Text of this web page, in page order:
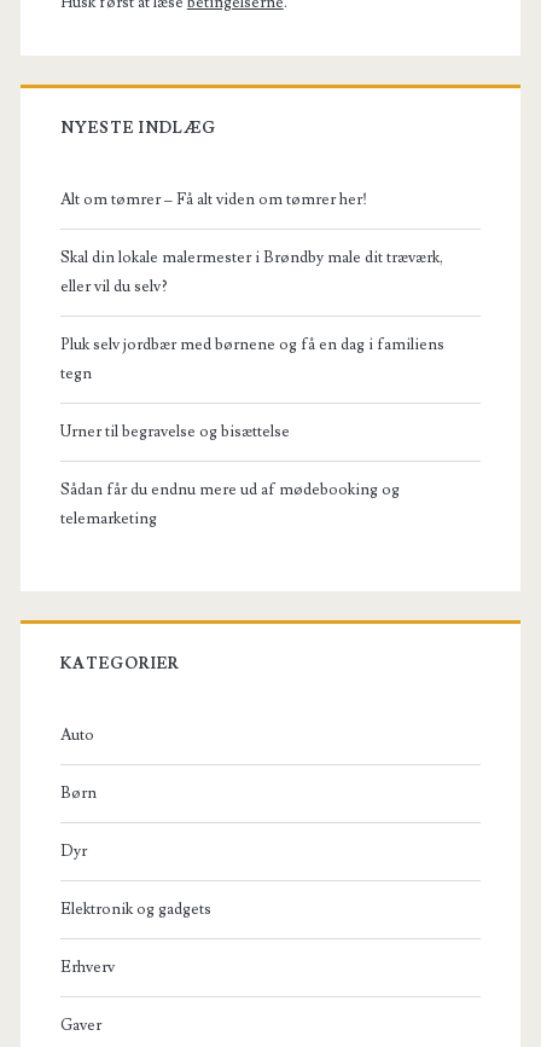
NYESTE INDLÆG
Alt om tømrer – Få alt viden om tømrer her!
Skal din lokale malermester i Brøndby male dit træværk,
eller vil du selv?
Pluk selv jordbær med børnene og få en dag i familiens
tegn
Urner til begravelse og bisættelse
Sådan får du endnu mere ud af mødebooking og
telemarketing
KATEGORIER
Auto
Børn
Dyr
Elektronik og gadgets
Erhverv
Gaver